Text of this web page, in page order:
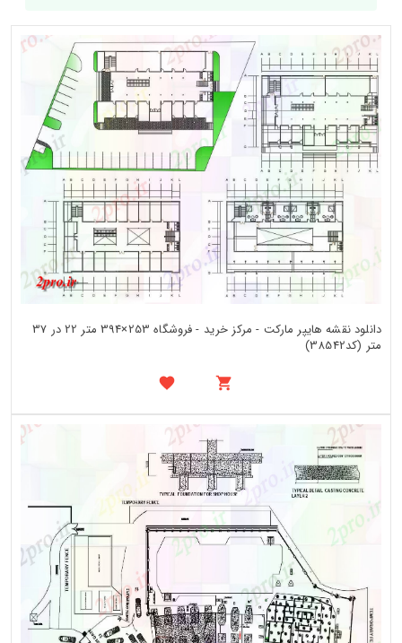
دانلود نقشه هایپر مارکت - مرکز خرید - فروشگاه 253×394 متر 22 در 37
متر (کد38542)